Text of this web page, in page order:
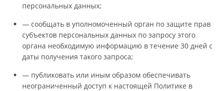
персональных данных;
— сообщать в уполномоченный орган по защите прав
субъектов персональных данных по запросу этого
органа необходимую информацию в течение 30 дней с
даты получения такого запроса;
— публиковать или иным образом обеспечивать
неограниченный доступ к настоящей Политике в